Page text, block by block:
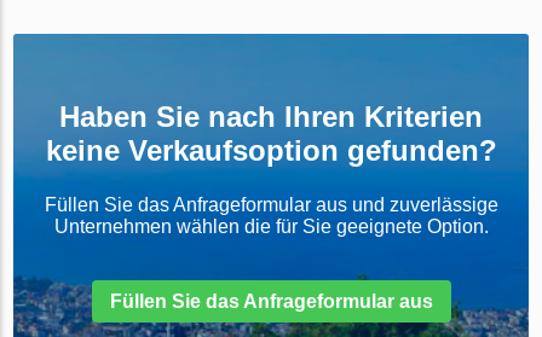
Haben Sie nach Ihren Kriterien
keine Verkaufsoption gefunden?
Füllen Sie das Anfrageformular aus und zuverlässige
Unternehmen wählen die für Sie geeignete Option.
Füllen Sie das Anfrageformular aus